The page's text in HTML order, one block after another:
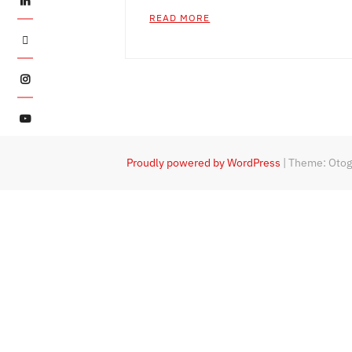
Twitter
Instagram
YouTube
READ MORE
Proudly powered by WordPress |Theme: